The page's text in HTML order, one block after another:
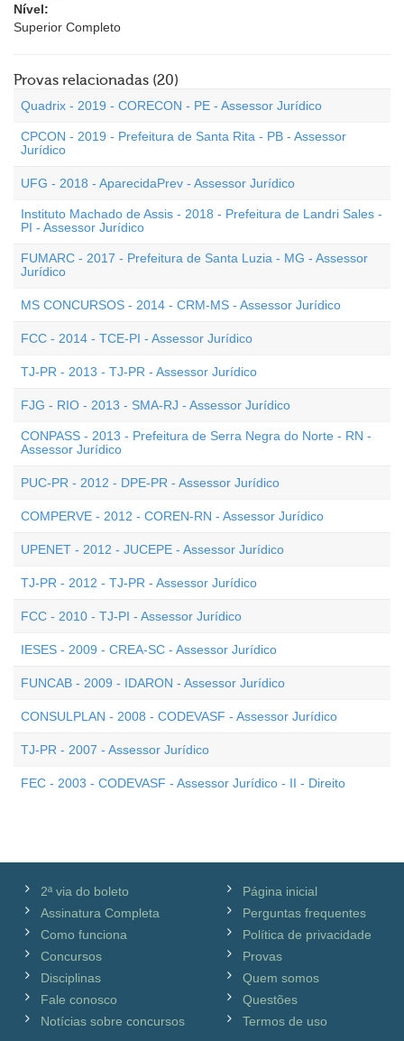
Nível:
Superior Completo
Provas relacionadas (20)
Quadrix - 2019 - CORECON - PE - Assessor Jurídico
CPCON - 2019 - Prefeitura de Santa Rita - PB - Assessor
Jurídico
UFG - 2018 - AparecidaPrev - Assessor Jurídico
Instituto Machado de Assis - 2018 - Prefeitura de Landri Sales -
PI - Assessor Jurídico
FUMARC - 2017 - Prefeitura de Santa Luzia - MG - Assessor
Jurídico
MS CONCURSOS - 2014 - CRM-MS - Assessor Jurídico
FCC - 2014 - TCE-PI - Assessor Jurídico
TJ-PR - 2013 - TJ-PR - Assessor Jurídico
FJG - RIO - 2013 - SMA-RJ - Assessor Jurídico
CONPASS - 2013 - Prefeitura de Serra Negra do Norte - RN -
Assessor Jurídico
PUC-PR - 2012 - DPE-PR - Assessor Jurídico
COMPERVE - 2012 - COREN-RN - Assessor Jurídico
UPENET - 2012 - JUCEPE - Assessor Jurídico
TJ-PR - 2012 - TJ-PR - Assessor Jurídico
FCC - 2010 - TJ-PI - Assessor Jurídico
IESES - 2009 - CREA-SC - Assessor Jurídico
FUNCAB - 2009 - IDARON - Assessor Jurídico
CONSULPLAN - 2008 - CODEVASF - Assessor Jurídico
TJ-PR - 2007 - Assessor Jurídico
FEC - 2003 - CODEVASF - Assessor Jurídico - II - Direito
2ª via do boleto
Assinatura Completa
Como funciona
Concursos
Disciplinas
Fale conosco
Notícias sobre concursos
Página inicial
Perguntas frequentes
Política de privacidade
Provas
Quem somos
Questões
Termos de uso